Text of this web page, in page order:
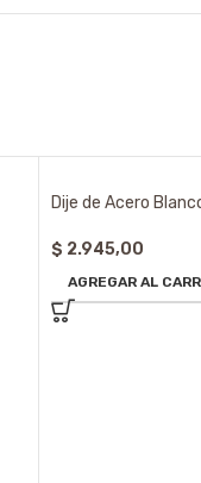
Dije de Acero
$ 2.945,00
AGREGAR AL